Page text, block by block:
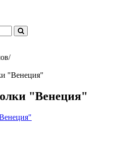
/
"Венеция"
"Венеция"